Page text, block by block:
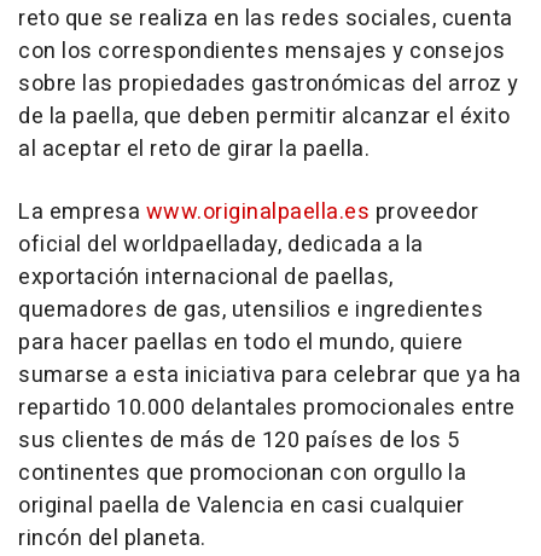
reto que se realiza en las redes sociales, cuenta
con los correspondientes mensajes y consejos
sobre las propiedades gastronómicas del arroz y
de la paella, que deben permitir alcanzar el éxito
al aceptar el reto de girar la paella.
La empresa www.originalpaella.es proveedor
oficial del worldpaelladay, dedicada a la
exportación internacional de paellas,
quemadores de gas, utensilios e ingredientes
para hacer paellas en todo el mundo, quiere
sumarse a esta iniciativa para celebrar que ya ha
repartido 10.000 delantales promocionales entre
sus clientes de más de 120 países de los 5
continentes que promocionan con orgullo la
original paella de Valencia en casi cualquier
rincón del planeta.